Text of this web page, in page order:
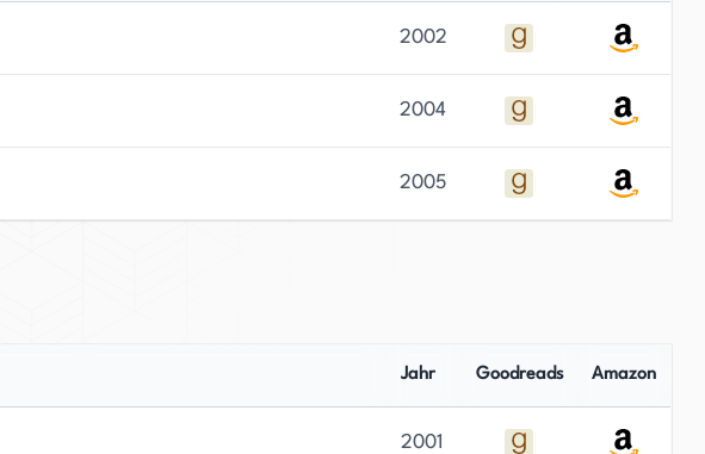
2002
2004
2005
Jahr Goodreads Amazon
2001